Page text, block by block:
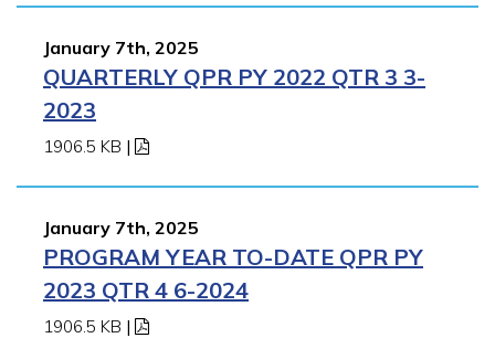
January 7th, 2025
QUARTERLY QPR PY 2022 QTR 3 3-
2023
1906.5 KB |
January 7th, 2025
PROGRAM YEAR TO-DATE QPR PY
2023 QTR 4 6-2024
1906.5 KB |